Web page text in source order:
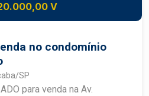
V
no condomínio
SP
para venda na Av.